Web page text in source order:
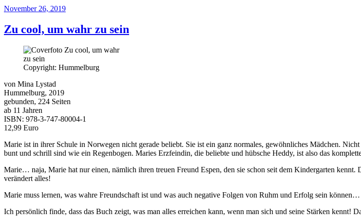
Veröffentlicht
November 26, 2019
Zu cool, um wahr zu sein
Copyright: Hummelburg
von Mina Lystad
Hummelburg, 2019
gebunden, 224 Seiten
ab 11 Jahren
ISBN: 978-3-747-80004-1
12,99 Euro
Marie ist in ihrer Schule in Norwegen nicht gerade beliebt. Sie ist ein ganz normales, gewöhnliches Mädchen.
bunt und schrill sind wie ein Regenbogen. Maries Erzfeindin, die beliebte und hübsche Heddy, ist also das
Marie… naja, Marie hat nur einen, nämlich ihren treuen Freund Espen, den sie schon seit dem Kindergarten
verändert alles!
Marie muss lernen, was wahre Freundschaft ist und was auch negative Folgen von Ruhm und Erfolg sein können…
Ich persönlich finde, dass das Buch zeigt, was man alles erreichen kann, wenn man sich und seine Stärken kennt!